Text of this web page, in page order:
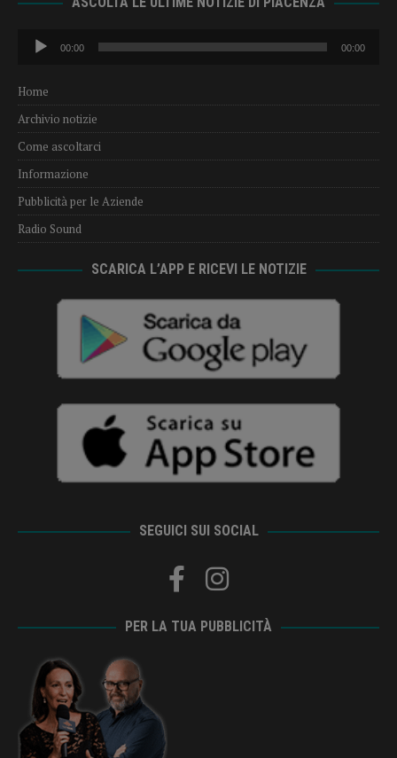
Audio
Player
00:00 00:00
Home
Archivio notizie
Come ascoltarci
Informazione
Pubblicità per le Aziende
Radio Sound
SCARICA L’APP E RICEVI LE NOTIZIE
SEGUICI SUI SOCIAL
PER LA TUA PUBBLICITÀ